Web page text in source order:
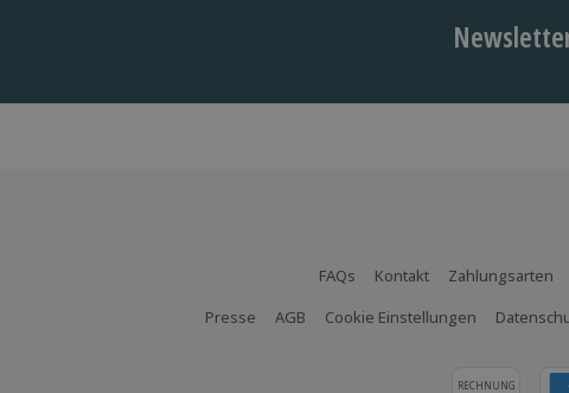
FAQs Kontakt Zahlungsarten
Presse
AGB Cookie Einstellungen
RECHNUNG